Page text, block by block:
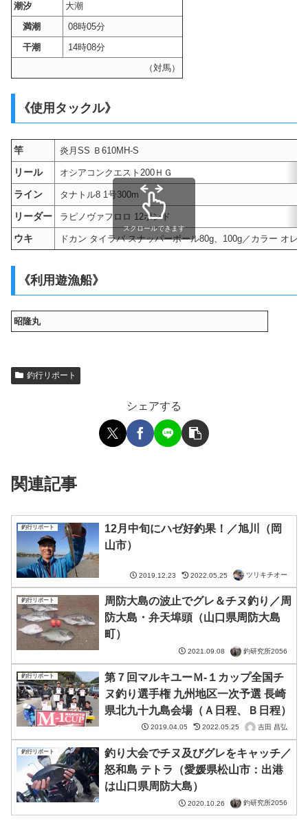
潮汐
大潮
満潮
08時05分
干潮
14時08分
（対馬）
《使用タックル》
竿 炎月SS Ｂ610MH-S
リール オシアコンクエスト200ＨＧ
ライン タナトル8 1号300m
リーダー ラピノヴァフロロ 12ポンド
ウキ ドカン タイラバ スナッパーボール80g、100g／カラー オレ
スクロールできます
《利用遊漁船》
昭隆丸
釣行リポート
シェアする
関連記事
釣行リポート
12月中旬にハゼ好釣果！／旭川（岡
山市）
2019.12.23 2022.05.25 ツリキチオー
釣行リポート
周防大島の波止でグレ＆チヌ釣り／周
防大島・弁天埠頭（山口県周防大島
町）
2021.09.08 釣研究所2056
釣行リポート
第７回マルキユーＭ-１カップ全国チ
ヌ釣り選手権 九州地区一次予選 長崎
県北九十九島会場（Ａ日程、Ｂ日程）
2019.04.05 2022.05.25 吉田 昌弘
釣行リポート
釣り大会でチヌ及びグレをキャッチ／
怒和島 テトラ（愛媛県松山市：出港
は山口県周防大島）
2020.10.26 釣研究所2056